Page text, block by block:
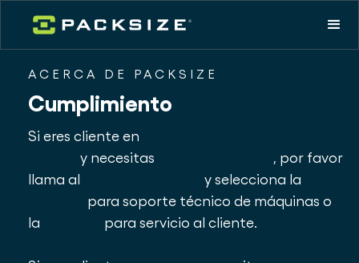
ACERCA DE PACKSIZE
Cumplimiento
Si eres cliente en
y necesitas
, por favor
llama al
y selecciona la
para soporte técnico de máquinas o
la
para servicio al cliente.